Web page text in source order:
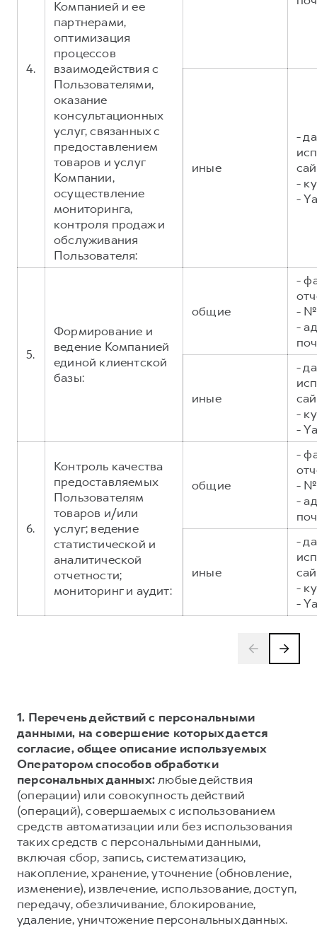
4.
Компанией и ее
партнерами,
оптимизация
процессов
взаимодействия с
Пользователями,
оказание
консультационных
услуг, связанных с
предоставлением
товаров и услуг
Компании,
осуществление
мониторинга,
контроля продаж и
обслуживания
Пользователя:
иные
-
-
-
5.
Формирование и
ведение Компанией
единой клиентской
базы:
общие
-
- №
-
иные
-
-
-
6.
Контроль качества
предоставляемых
Пользователям
товаров и/или
услуг; ведение
статистической и
аналитической
отчетности;
мониторинг и аудит:
общие
-
- №
-
иные
-
-
-
1. Перечень действий с персональными
данными, на совершение которых дается
согласие, общее описание используемых
Оператором способов обработки
персональных данных:любые действия
(операции) или совокупность действий
(операций), совершаемых с использованием
средств автоматизации или без использования
таких средств с персональными данными,
включая сбор, запись, систематизацию,
накопление, хранение, уточнение (обновление,
изменение), извлечение, использование, доступ,
передачу, обезличивание, блокирование,
удаление, уничтожение персональных данных.